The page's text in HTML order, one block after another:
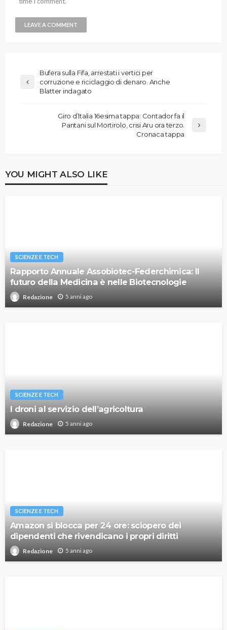
Bufera sulla Fifa, arrestati i vertici per
corruzione e riciclaggio di denaro. Anche
Blatter indagato
Giro d’Italia 16esima tappa: Contador fa il
Pantani sul Mortirolo, crisi Aru ora terzo.
Cronaca tappa
YOU MIGHT ALSO LIKE
SCIENZE E TECH
Rapporto Annuale Assobiotec-Federchimica: Il
futuro della Medicina è nelle Biotecnologie
Redazione 5 anni ago
SCIENZE E TECH
I droni al servizio dell’agricoltura
Redazione 5 anni ago
SCIENZE E TECH
Amazon si blocca per 24 ore: sciopero dei
dipendenti che rivendicano i propri diritti
Redazione 5 anni ago